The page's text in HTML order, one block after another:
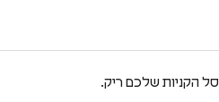
סל הקניות שלכם ריק.